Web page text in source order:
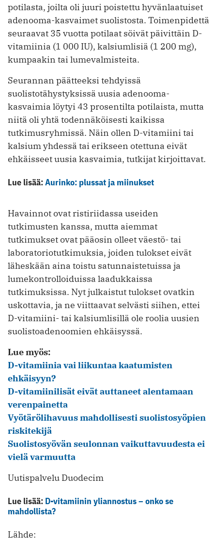
potilasta, joilta oli juuri poistettu hyvänlaatuiset
adenooma-kasvaimet suolistosta. Toimenpidettä
seuraavat 35 vuotta potilaat söivät päivittäin D-
vitamiinia (1 000 IU), kalsiumlisiä (1 200 mg),
kumpaakin tai lumevalmisteita.
Seurannan päätteeksi tehdyissä
suolistotähystyksissä uusia adenooma-
kasvaimia löytyi 43 prosentilta potilaista, mutta
niitä oli yhtä todennäköisesti kaikissa
tutkimusryhmissä. Näin ollen D-vitamiini tai
kalsium yhdessä tai erikseen otettuna eivät
ehkäisseet uusia kasvaimia, tutkijat kirjoittavat.
Lue lisää:Aurinko: plussat ja miinukset
Havainnot ovat ristiriidassa useiden
tutkimusten kanssa, mutta aiemmat
tutkimukset ovat pääosin olleet väestö- tai
laboratoriotutkimuksia, joiden tulokset eivät
läheskään aina toistu satunnaistetuissa ja
lumekontrolloiduissa laadukkaissa
tutkimuksissa. Nyt julkaistut tulokset ovatkin
uskottavia, ja ne viittaavat selvästi siihen, ettei
D-vitamiini- tai kalsiumlisillä ole roolia uusien
suolistoadenoomien ehkäisyssä.
Lue myös:
D-vitamiinia vai liikuntaa kaatumisten
ehkäisyyn?
D-vitamiinilisät eivät auttaneet alentamaan
verenpainetta
Vyötärölihavuus mahdollisesti suolistosyöpien
riskitekijä
Suolistosyövän seulonnan vaikuttavuudesta ei
vielä varmuutta
Uutispalvelu Duodecim
Lue lisää: D-vitamiinin yliannostus – onko se
mahdollista?
Lähde: